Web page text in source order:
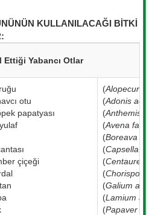
KULLANILACAĞI BİTKİ
Ettiği Yabancı Otlar
otu
papatyası
çiçeği
(Alopecurus
(Adonis
(Anthemis
(Avena fatua
(Boreava
(Capsella
(Centaurea
(Chorispora
(Galium
(Lamium
(Papaver